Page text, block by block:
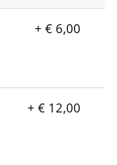
+ € 6,00
+ € 12,00